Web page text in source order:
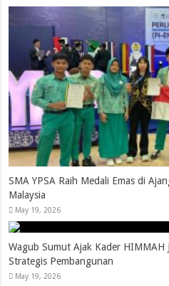
SMA YPSA Raih Medali Emas di
Malaysia
May 19, 2026
Wagub Sumut Ajak Kader HIMMAH
Strategis Pembangunan
May 19, 2026